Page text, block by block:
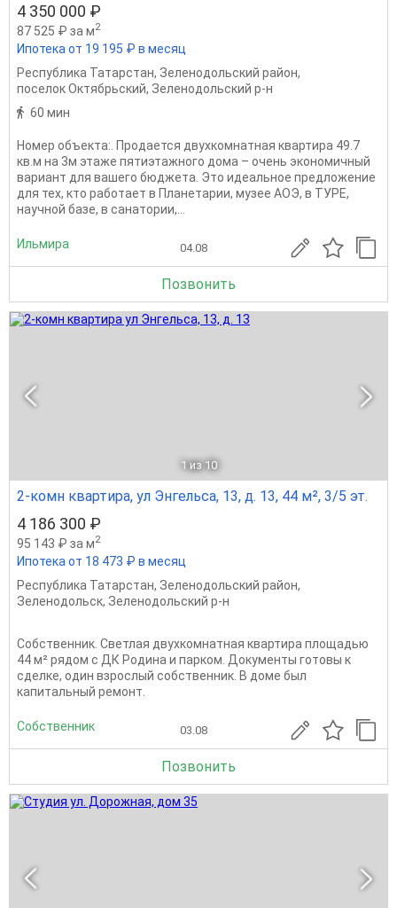
4 350 000 ₽
87 525 ₽ за м2
Ипотека от 19 195 ₽ в месяц
Республика Татарстан, Зеленодольский район,
поселок Октябрьский, Зеленодольский р-н
60 мин
Номер объекта:. Продается двухкомнатная квартира 49.7
кв.м на 3м этаже пятиэтажного дома – очень экономичный
вариант для вашего бюджета. Это идеальное предложение
для тех, кто работает в Планетарии, музее АОЭ, в ТУРЕ,
научной базе, в санатории,...
Ильмира 04.08
Позвонить
1 из 10
2-комн квартира, ул Энгельса, 13, д. 13, 44 м², 3/5 эт.
4 186 300 ₽
95 143 ₽ за м2
Ипотека от 18 473 ₽ в месяц
Республика Татарстан, Зеленодольский район,
Зеленодольск, Зеленодольский р-н
Собственник. Светлая двухкомнатная квартира площадью
44 м² рядом с ДК Родина и парком. Документы готовы к
сделке, один взрослый собственник. В доме был
капитальный ремонт.
Собственник 03.08
Позвонить